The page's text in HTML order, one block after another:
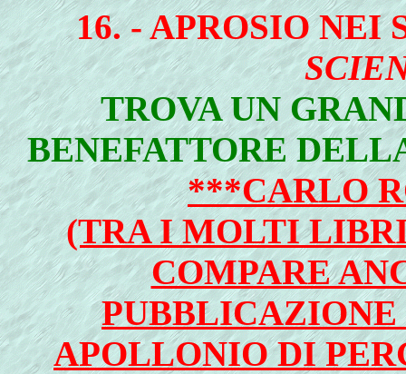
16. - APROSIO NEI
TROVA UN
BENEFATTORE
***CARLO
(TRA I MOLTI
COMPARE
APOLLONIO DI